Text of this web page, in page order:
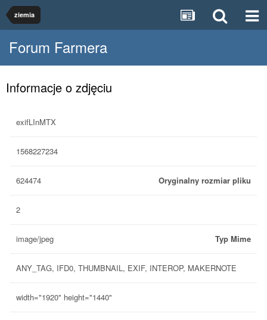
ziemia
Forum Farmera
Informacje o zdjęciu
exifLInMTX
1568227234
Oryginalny rozmiar pliku
624474
2
Typ Mime
image/jpeg
ANY_TAG, IFD0, THUMBNAIL, EXIF, INTEROP, MAKERNOTE
width="1920" height="1440"